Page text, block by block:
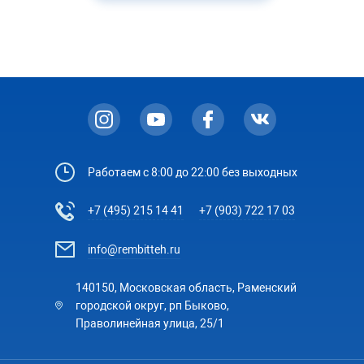
Работаем с 8:00 до 22:00 без выходных
+7 (495) 215 14 41 +7 (903) 722 17 03
info@rembitteh.ru
140150, Московская область, Раменский
городской округ, рп Быково,
Праволинейная улица, 25/1